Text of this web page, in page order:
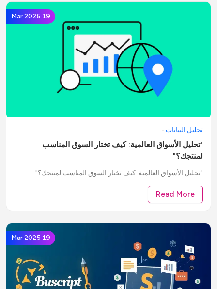
19 Mar 2025
تحليل البيانات -
"تحليل الأسواق العالمية: كيف تختار السوق المناسب
لمنتجك؟"
"تحليل الأسواق العالمية: كيف تختار السوق المناسب لمنتجك؟"
Read More
19 Mar 2025